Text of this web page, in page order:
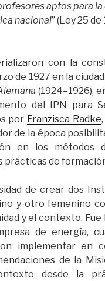
aptos para
nacional” (Ley 25
con la
de 1927 en la
(1924–1926),
del IPN para
por Franzisca Radke
de la época
en los métodos
prácticas de
de crear dos
y otro femenino
y el contexto.
de energía,
implementar en
de la
desde la